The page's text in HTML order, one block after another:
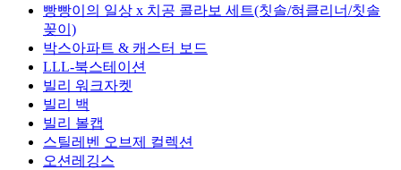
빵빵이의 일상 x 치공 콜라보 세트(칫솔/혀클리너/칫솔
꽂이)
박스아파트 & 캐스터 보드
LLL-북스테이션
빌리 워크자켓
빌리 백
빌리 볼캡
스틸레벤 오브제 컬렉션
오션레깅스